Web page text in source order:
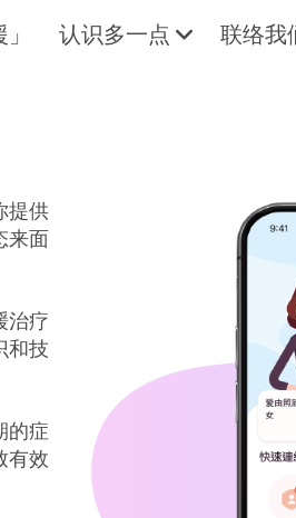
认识多一点
刻，留住这爱。 轻松
联络我
提供
来面
治疗
和技
的症
有效